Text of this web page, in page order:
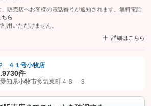
販売店へお客様の電話番号が通知されます。無料電話
ちら
用いただけません。
詳細はこちら
ネットを友だち追加してから「許可する」ボタンを押
４１号小牧店
730件
知県小牧市多気東町４６－３